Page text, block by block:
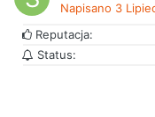
Napisano 3
Reputacja:
Status: